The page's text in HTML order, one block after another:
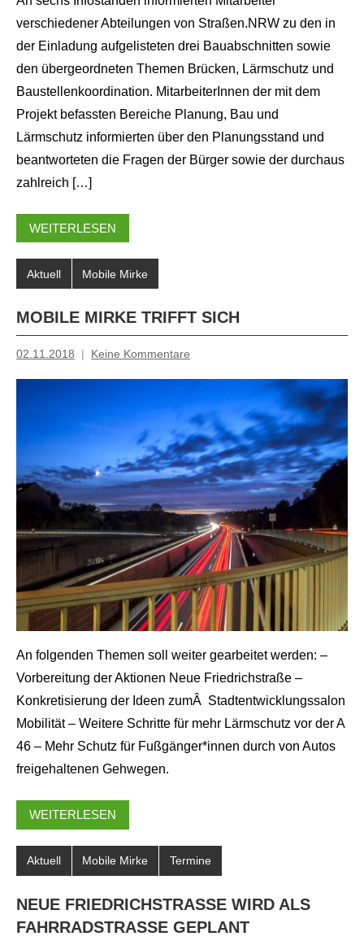
shot von W.Sondermann
verschiedener Abteilungen von Straßen.NRW zu den in
der Einladung aufgelisteten drei Bauabschnitten sowie
den übergeordneten Themen Brücken, Lärmschutz und
Baustellenkoordination. MitarbeiterInnen der mit dem
Projekt befassten Bereiche Planung, Bau und
Lärmschutz informierten über den Planungsstand und
beantworteten die Fragen der Bürger sowie der durchaus
zahlreich […]
WEITERLESEN
Aktuell Mobile Mirke
MOBILE MIRKE TRIFFT SICH
02.11.2018
Inge
Grau
Keine Kommentare
An folgenden Themen soll weiter gearbeitet werden: –
Vorbereitung der Aktionen Neue Friedrichstraße –
Konkretisierung der Ideen zumÂ Stadtentwicklungssalon
Mobilität – Weitere Schritte für mehr Lärmschutz vor der A
46 – Mehr Schutz für Fußgänger*innen durch von Autos
freigehaltenen Gehwegen.
WEITERLESEN
Aktuell Mobile Mirke Termine
NEUE FRIEDRICHSTRASSE WIRD ALS F
AHRRADSTRASSE GEPLANT